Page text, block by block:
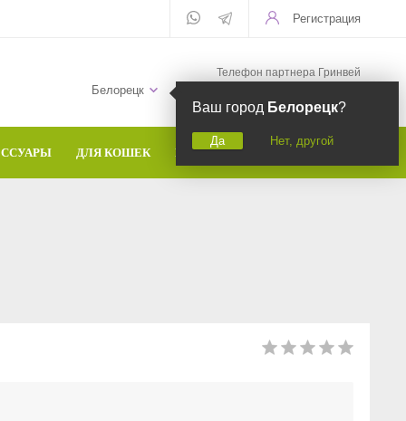
Регистрация
Белорецк
Ваш город Белорецк?
Да Нет, другой
Телефон партнера Гринвей
ДЛЯ КОШЕК БРЕНДЫ